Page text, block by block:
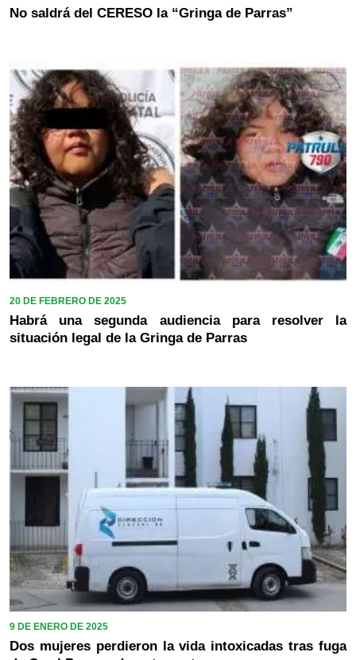
No saldrá del CERESO la “Gringa de Parras”
20 DE FEBRERO DE 2025
Habrá una segunda audiencia para resolver la
situación legal de la Gringa de Parras
9 DE ENERO DE 2025
Dos mujeres perdieron la vida intoxicadas tras fuga